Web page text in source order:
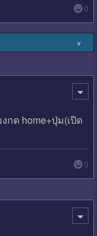
0
∨
กด home+ปุ่ม(เปิด
0